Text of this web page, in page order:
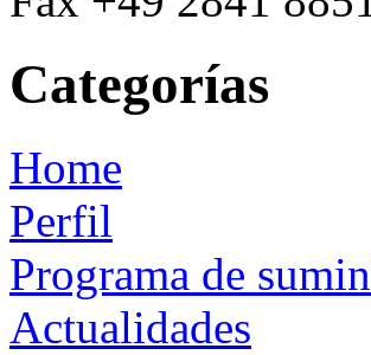
Categorías
Home
Perfil
Programa de
Actualidades